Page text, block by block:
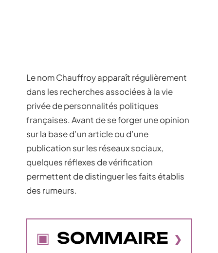
Le nom Chauffroy apparaît régulièrement
dans les recherches associées à la vie
privée de personnalités politiques
françaises. Avant de se forger une opinion
sur la base d’un article ou d’une
publication sur les réseaux sociaux,
quelques réflexes de vérification
permettent de distinguer les faits établis
des rumeurs.
SOMMAIRE